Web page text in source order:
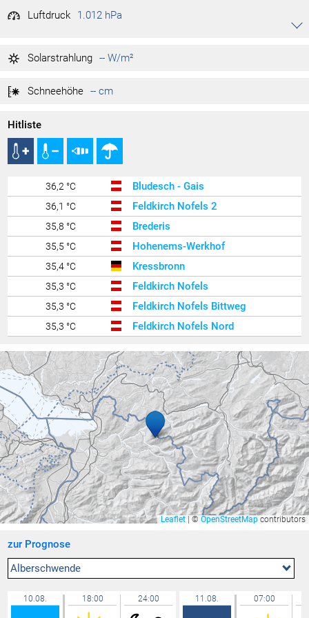
Luftdruck 1.012 hPa Akkordeon auf-/zuklappen
1.013 hPa Tag max.
Solarstrahlung -- W/m²
Schneehöhe -- cm
Hitliste
36,2 °C Bludesch - Gais
36,1 °C Feldkirch Nofels 2
35,8 °C Brederis
35,5 °C Hohenems-Werkhof
35,4 °C Kressbronn
35,3 °C Feldkirch Nofels
35,3 °C Feldkirch Nofels Bittweg
35,3 °C Feldkirch Nofels Nord
35,2 °C Lochau
35,1 °C Altach
35,1 °C Bludenz ZAMG
35,0 °C Feldkirch Kapf
34,9 °C Lochau Süd Berg
34,8 °C Nenzing Walgaubad
34,8 °C Balzers Oksaboda
34,8 °C Mauren
34,7 °C Gamprin
34,7 °C
34,7 °C
34,4 °C Berneck
Leaflet | © OpenStreetMap contributors
zur Prognose
Alberschwende
10.08. 18:00 24:00 11.08. 07:00